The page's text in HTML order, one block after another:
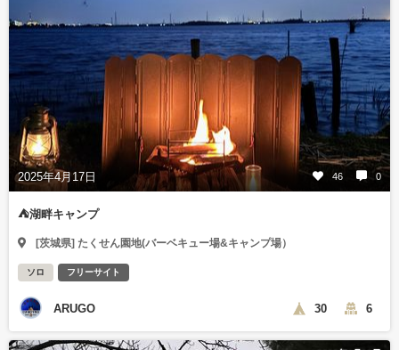
2025年4月17日 46 0
⛺️湖畔キャンプ
[茨城県] たくせん園地(バーベキュー場&キャンプ場）
ソロ フリーサイト
ARUGO 30 6